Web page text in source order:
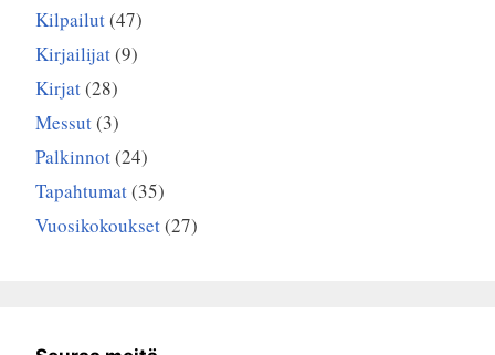
Kilpailut(47)
Kirjailijat(9)
Kirjat(28)
Messut(3)
Palkinnot(24)
Tapahtumat(35)
Vuosikokoukset(27)